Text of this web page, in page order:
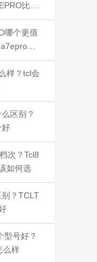
比较
哪个更值
怎
样？tcl会
区别？
好
次？Tcl8
如何选
？TCLT
型号好？
么样